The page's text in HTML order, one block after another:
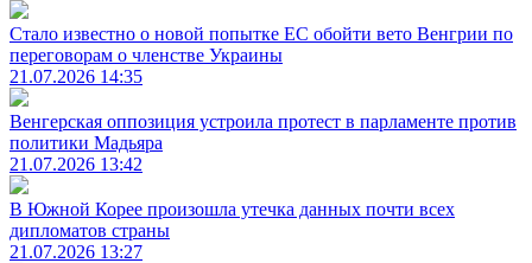
Стало известно о новой попытке ЕС обойти вето Венгрии по
переговорам о членстве Украины
21.07.2026 14:35
Венгерская оппозиция устроила протест в парламенте против
политики Мадьяра
21.07.2026 13:42
В Южной Корее произошла утечка данных почти всех
дипломатов страны
21.07.2026 13:27